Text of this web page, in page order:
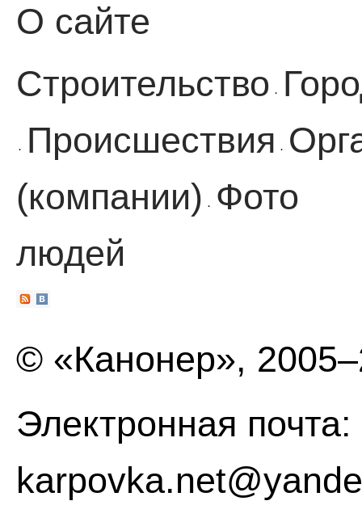
О сайте
Строительство ·
· Происшествия ·
(компании)
·
Фото
людей
© «Канонер»,
Электронная почта: